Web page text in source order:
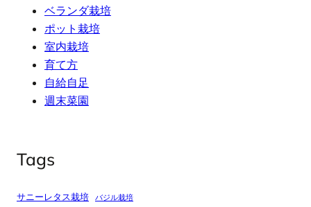
ベランダ栽培
ポット栽培
室内栽培
育て方
自給自足
週末菜園
Tags
サニーレタス栽培 バジル栽培